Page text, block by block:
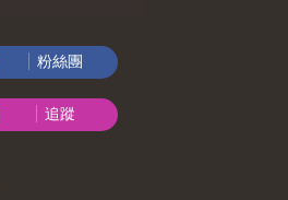
粉絲團
追蹤